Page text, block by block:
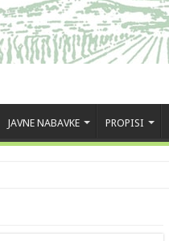
JAVNE NABAVKE PROPISI